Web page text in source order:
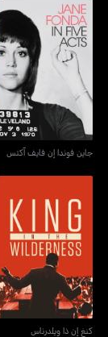
جاين فوندا إن فايف آكتس
جاين فوندا إن فايف آكتس
كنغ إن ذا ويلدرناس
كنغ إن ذا ويلدرناس